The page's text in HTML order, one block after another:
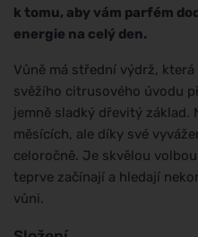
k tomu, aby vám parfém
energie na celý den.
Vůně má střední výdrž,
svěžího citrusového úvodu
jemně sladký dřevitý základ.
měsících, ale díky své
celoročně. Je skvělou
teprve začínají a hledají
vůni.